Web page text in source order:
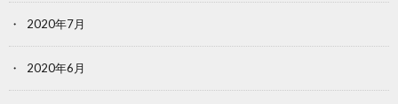
2020年7月
2020年6月